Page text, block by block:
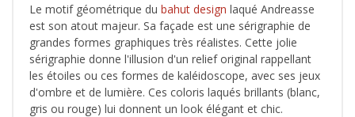
Le motif géométrique du bahut design laqué Andreasse
est son atout majeur. Sa façade est une sérigraphie de
grandes formes graphiques très réalistes. Cette jolie
sérigraphie donne l'illusion d'un relief original rappellant
les étoiles ou ces formes de kaléidoscope, avec ses jeux
d'ombre et de lumière. Ces coloris laqués brillants (blanc,
gris ou rouge) lui donnent un look élégant et chic.